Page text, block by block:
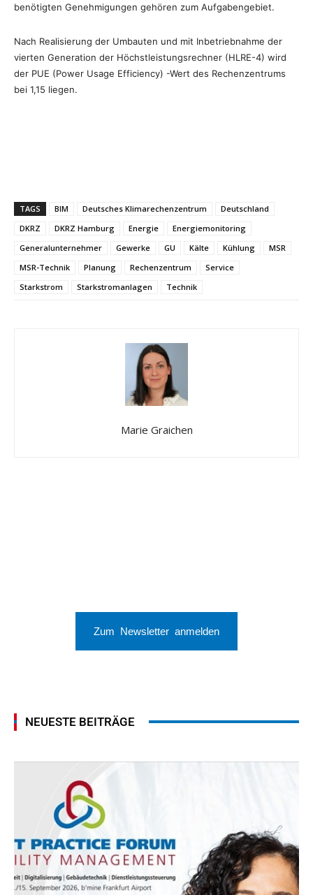
benötigten Genehmigungen gehören zum Aufgabengebiet.
Nach Realisierung der Umbauten und mit Inbetriebnahme der
vierten Generation der Höchstleistungsrechner (HLRE-4) wird
der PUE (Power Usage Efficiency) -Wert des Rechenzentrums
bei 1,15 liegen.
TAGS BIM Deutsches Klimarechenzentrum
Deutschland
DKRZ
DKRZ Hamburg Energie
Energiemonitoring
Generalunternehmer
Gewerke GU Kälte Kühlung
MSR
MSR-Technik
Planung Rechenzentrum
Service
Starkstrom
Starkstromanlagen Technik
Marie Graichen
Zum Newsletter anmelden
NEUESTE BEITRÄGE